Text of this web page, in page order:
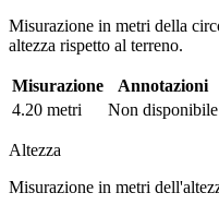
Misurazione in metri della
altezza rispetto al terreno.
Misurazione Annotazioni
4.20 metri
Non disponibile
Altezza
Misurazione in metri